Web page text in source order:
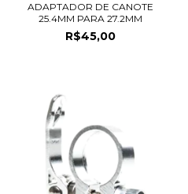
ADAPTADOR DE CANOTE
25.4MM PARA 27.2MM
R$45,00